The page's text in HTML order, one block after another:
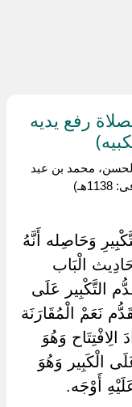
رفع يديه
محمد بن عبد
وَحَاصِله أَنَّهُ
الْبَاب
التَّكْبِير عَلَى
نَعَمْ الْمُقَارَنَة
الِافْتِتَاح وَهُوَ
الْكَبِير وَهُوَ
أَوْجَه.